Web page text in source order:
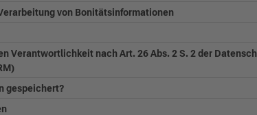
von Bonitätsinformationen
Verantwortlichkeit nach Art. 26 Abs. 2 S. 2 der
gespeichert?